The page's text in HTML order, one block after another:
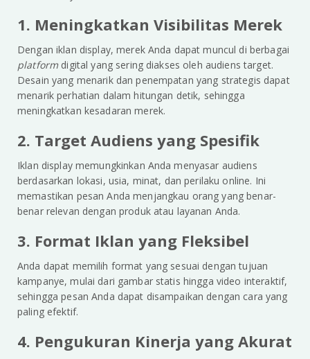
1. Meningkatkan Visibilitas Merek
Dengan iklan display, merek Anda dapat muncul di berbagai
platform digital yang sering diakses oleh audiens target.
Desain yang menarik dan penempatan yang strategis dapat
menarik perhatian dalam hitungan detik, sehingga
meningkatkan kesadaran merek.
2. Target Audiens yang Spesifik
Iklan display memungkinkan Anda menyasar audiens
berdasarkan lokasi, usia, minat, dan perilaku online. Ini
memastikan pesan Anda menjangkau orang yang benar-
benar relevan dengan produk atau layanan Anda.
3. Format Iklan yang Fleksibel
Anda dapat memilih format yang sesuai dengan tujuan
kampanye, mulai dari gambar statis hingga video interaktif,
sehingga pesan Anda dapat disampaikan dengan cara yang
paling efektif.
4. Pengukuran Kinerja yang Akurat